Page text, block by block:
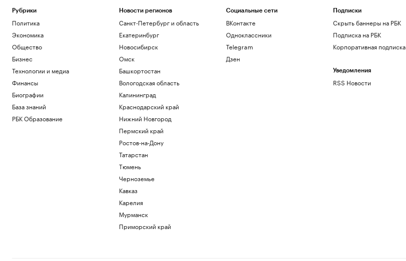
Рубрики
Политика
Экономика
Общество
Бизнес
Технологии и медиа
Финансы
Биографии
База знаний
РБК Образование
Новости регионов
Санкт-Петербург и область
Екатеринбург
Новосибирск
Омск
Башкортостан
Вологодская область
Калининград
Краснодарский край
Нижний Новгород
Пермский край
Ростов-на-Дону
Татарстан
Тюмень
Черноземье
Кавказ
Карелия
Мурманск
Приморский край
Социальные сети
ВКонтакте
Одноклассники
Telegram
Дзен
Подписки
Скрыть баннеры на РБК
Подписка на РБК
Корпоративная подписка
Уведомления
RSS Новости